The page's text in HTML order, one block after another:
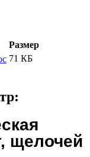
Размер
71 КБ
щелочей